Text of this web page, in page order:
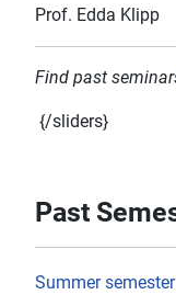
Prof. Edda Klipp
Find past
{/sliders}
Past
Summer